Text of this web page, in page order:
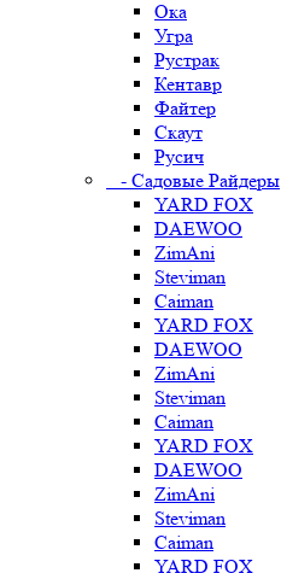
Ока
Угра
Рустрак
Кентавр
Файтер
Скаут
Русич
- Садовые Райдеры
YARD FOX
DAEWOO
ZimAni
Steviman
Caiman
YARD FOX
DAEWOO
ZimAni
Steviman
Caiman
YARD FOX
DAEWOO
ZimAni
Steviman
Caiman
YARD FOX